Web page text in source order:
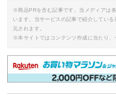
※商品PRを含む記事です。当メディアは
います。当サービスの記事で紹介してい
元されます。
※本サイトではコンテンツ作成に当たり、